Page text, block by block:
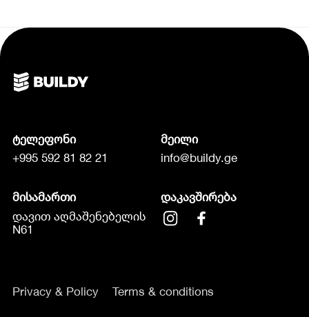
ტელეფონი
+995 592 81 82 21
მეილი
info@buildy.ge
მისამართი
დავით აღმაშენებელის
N61
დაკავშირება
Privacy & Policy Terms & conditions